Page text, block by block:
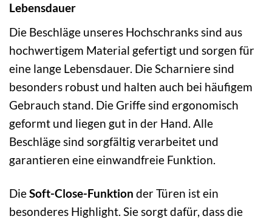
Lebensdauer
Die Beschläge unseres Hochschranks sind aus
hochwertigem Material gefertigt und sorgen für
eine lange Lebensdauer. Die Scharniere sind
besonders robust und halten auch bei häufigem
Gebrauch stand. Die Griffe sind ergonomisch
geformt und liegen gut in der Hand. Alle
Beschläge sind sorgfältig verarbeitet und
garantieren eine einwandfreie Funktion.
DieSoft-Close-Funktion der Türen ist ein
besonderes Highlight. Sie sorgt dafür, dass die